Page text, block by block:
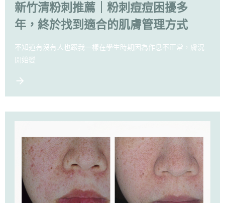
新竹清粉刺推薦｜粉刺痘痘困擾多
年，終於找到適合的肌膚管理方式
不知道有沒有人也跟我一樣在學生時期因為作息不正常，膚況
開始變